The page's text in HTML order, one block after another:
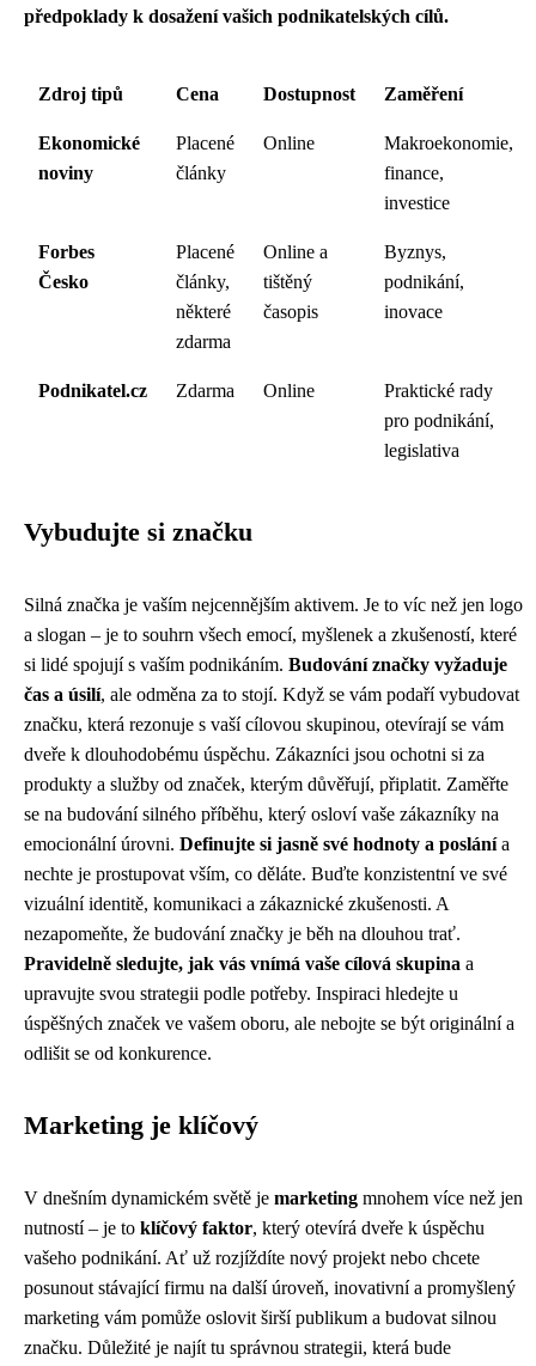
předpoklady k dosažení vašich podnikatelských cílů.
Zdroj tipů Cena Dostupnost Zaměření
Ekonomické
noviny
Placené
články
Online
Makroekonomie,
finance,
investice
Forbes
Česko
Placené
články,
některé
zdarma
Online a
tištěný
časopis
Byznys,
podnikání,
inovace
Podnikatel.cz Zdarma Online
Praktické rady
pro podnikání,
legislativa
Vybudujte si značku
Silná značka je vaším nejcennějším aktivem. Je to víc než jen logo
a slogan – je to souhrn všech emocí, myšlenek a zkušeností, které
si lidé spojují s vaším podnikáním. Budování značky vyžaduje
čas a úsilí, ale odměna za to stojí. Když se vám podaří vybudovat
značku, která rezonuje s vaší cílovou skupinou, otevírají se vám
dveře k dlouhodobému úspěchu. Zákazníci jsou ochotni si za
produkty a služby od značek, kterým důvěřují, připlatit. Zaměřte
se na budování silného příběhu, který osloví vaše zákazníky na
emocionální úrovni. Definujte si jasně své hodnoty a poslánía
nechte je prostupovat vším, co děláte. Buďte konzistentní ve své
vizuální identitě, komunikaci a zákaznické zkušenosti. A
nezapomeňte, že budování značky je běh na dlouhou trať.
Pravidelně sledujte, jak vás vnímá vaše cílová skupina a
upravujte svou strategii podle potřeby. Inspiraci hledejte u
úspěšných značek ve vašem oboru, ale nebojte se být originální a
odlišit se od konkurence.
Marketing je klíčový
V dnešním dynamickém světě je marketing mnohem více než jen
nutností – je to klíčový faktor, který otevírá dveře k úspěchu
vašeho podnikání. Ať už rozjíždíte nový projekt nebo chcete
posunout stávající firmu na další úroveň, inovativní a promyšlený
marketing vám pomůže oslovit širší publikum a budovat silnou
značku. Důležité je najít tu správnou strategii, která bude